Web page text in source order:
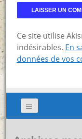
Ce site utilise
indésirables. En
données de vos